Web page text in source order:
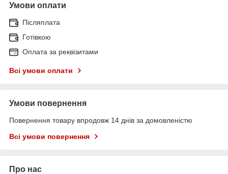
Умови оплати
Післяплата
Готівкою
Оплата за реквізитами
Всі умови оплати
Умови повернення
Повернення товару впродовж 14 днів за домовленістю
Всі умови повернення
Про нас